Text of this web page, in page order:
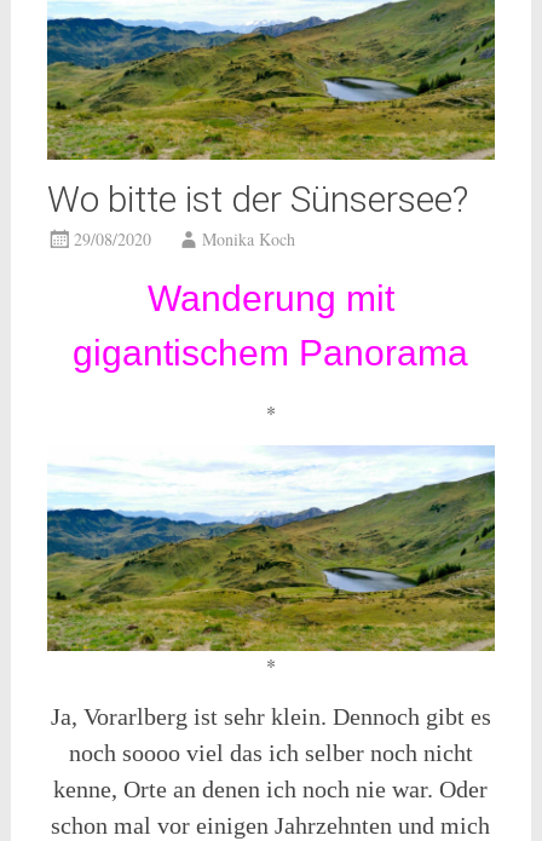
Wo bitte ist der Sünsersee?
29/08/2020 Monika Koch
Wanderung mit
gigantischem Panorama
*
*
Ja, Vorarlberg ist sehr klein. Dennoch gibt es
noch soooo viel das ich selber noch nicht
kenne, Orte an denen ich noch nie war. Oder
schon mal vor einigen Jahrzehnten und mich